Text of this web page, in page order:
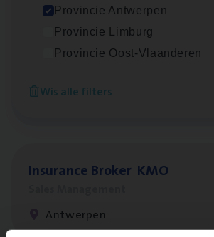
Provincie Antwerpen
Provincie Limburg
Provincie Oost-Vlaanderen
Wis alle filters
Cor­po­ra­te Insu­ran­ce Bro­ker
Antwerpen
Insu­ran­ce Bro­ker KMO
Antwerpen